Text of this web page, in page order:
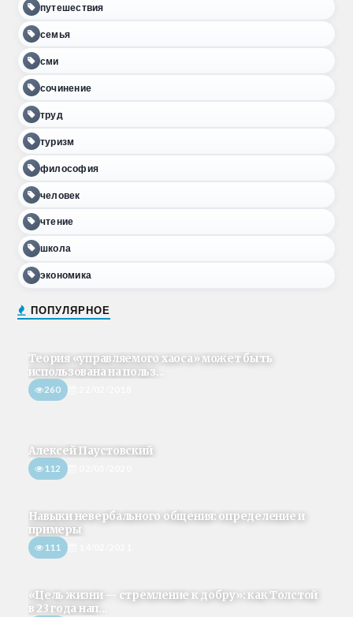
путешествия
семья
сми
сочинение
труд
туризм
философия
человек
чтение
школа
экономика
ПОПУЛЯРНОЕ
Теория «управляемого хаоса» может быть
использована на польз...
260
Алексей Паустовский
112
Навыки невербального общения: определение и
примеры
111
«Цель жизни — стремление к добру»: как Толстой
в 23 года нап...